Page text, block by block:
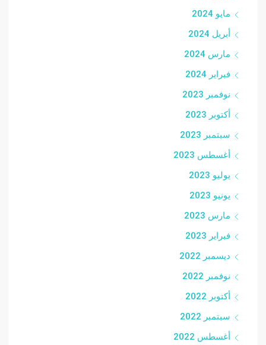
مايو 2024
أبريل 2024
مارس 2024
فبراير 2024
نوفمبر 2023
أكتوبر 2023
سبتمبر 2023
أغسطس 2023
يوليو 2023
يونيو 2023
مارس 2023
فبراير 2023
ديسمبر 2022
نوفمبر 2022
أكتوبر 2022
سبتمبر 2022
أغسطس 2022